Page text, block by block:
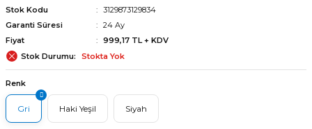
Stok Kodu
3129873129834
Garanti Süresi
24 Ay
Fiyat
999,17 TL + KDV
Stok Durumu
Stokta Yok
Renk
Gri Haki Yeşil Siyah